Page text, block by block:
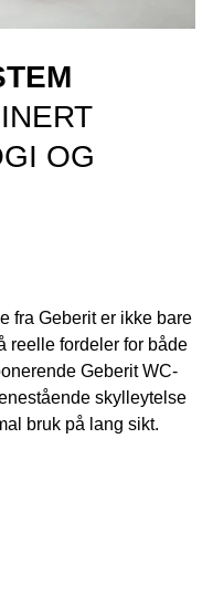
OG
fra Geberit er ikke bare
reelle fordeler for både
Geberit WC-
skylleytelse
bruk på lang sikt.